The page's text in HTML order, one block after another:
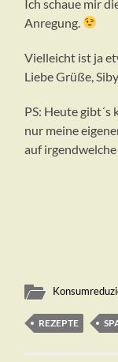
Ich schaue mir
Anregung.
Vielleicht ist ja
Liebe Grüße,
PS: Heute
nur meine
auf
REZEPTE